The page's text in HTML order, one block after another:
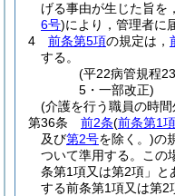
げる事由が生じた旨を
6号)により，管理者に
4
前条第5項の規定は，
する。
(平22病管規程
5・一部改正)
(介護を行う職員の時
第36条
前2条(前条第1
及び第2号を除く。)の
ついて準用する。
この
条第1項又は第2項」と
する前条第1項又は第2